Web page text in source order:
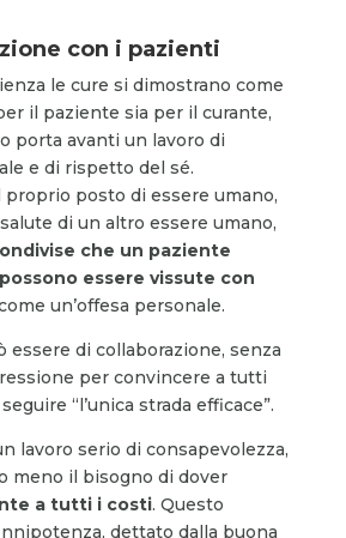
con i pazienti
le cure si dimostrano come
il paziente sia per il curante,
porta avanti un lavoro di
e di rispetto del sé.
posto di essere umano,
di un altro essere umano,
che un paziente
essere vissute con
un’offesa personale.
essere di collaborazione, senza
per convincere a tutti
“l’unica strada efficace”.
lavoro serio di consapevolezza,
meno il bisogno di dover
a tutti i costi. Questo
dettato dalla buona